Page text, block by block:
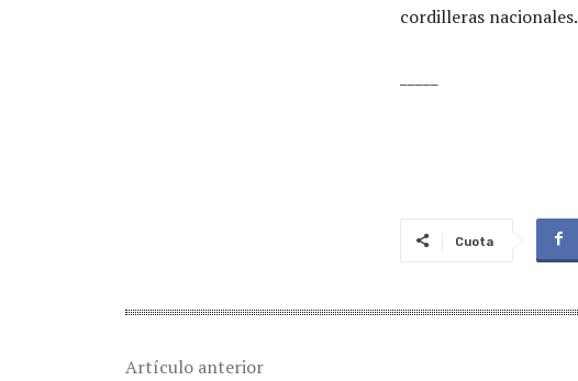
cordilleras nacionales.
Cuota
Artículo anterior